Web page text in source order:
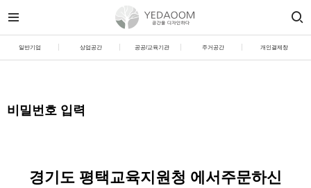
일반기업 상업공간 공공/교육기관 주거공간 개인결제창
비밀번호 입력
경기도 평택교육지원청 에서주문하신